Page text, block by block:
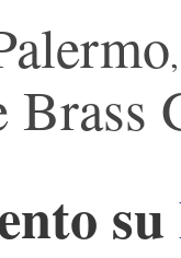
Brass
su